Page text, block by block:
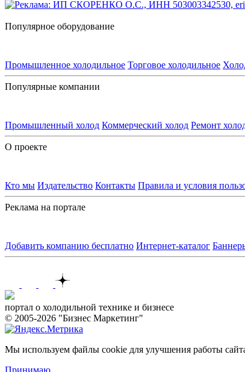
Популярное оборудование
Промышленное холодильное Торговое холодильное
Популярные компании
Промышленный холод Коммерческий холод Ремонт
О проекте
Кто мы Издательство Контакты Правила и условия
Реклама на портале
Добавить компанию бесплатно Интернет-каталог
портал о холодильной технике и бизнесе
© 2005-2026 "Бизнес Маркетинг"
Мы используем файлы cookie для улучшения работы